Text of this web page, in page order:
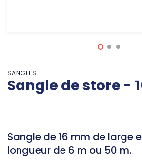
SANGLES
Sangle de store -
Sangle de 16 mm de large
longueur de 6 m ou 50 m.